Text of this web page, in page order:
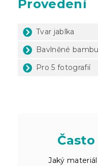
Provedení
Tvar jablka
Bavlněné
Pro 5 fotografií
Jaký